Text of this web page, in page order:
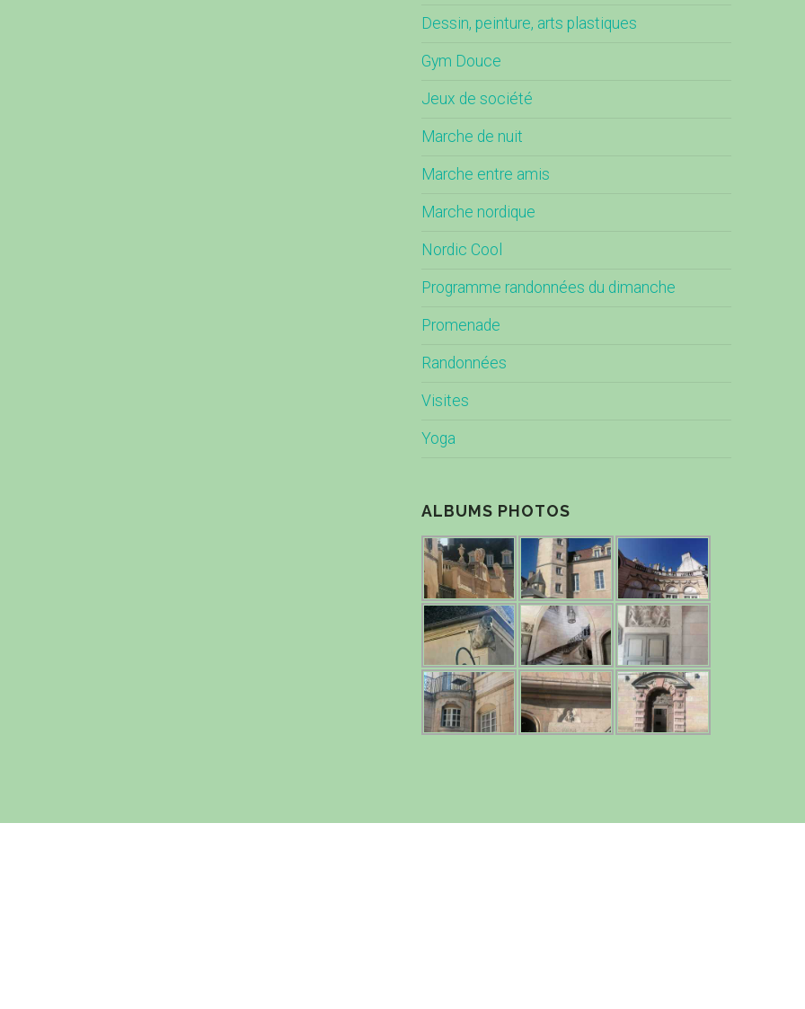
Dessin, peinture, arts plastiques
Gym Douce
Jeux de société
Marche de nuit
Marche entre amis
Marche nordique
Nordic Cool
Programme randonnées du dimanche
Promenade
Randonnées
Visites
Yoga
ALBUMS PHOTOS